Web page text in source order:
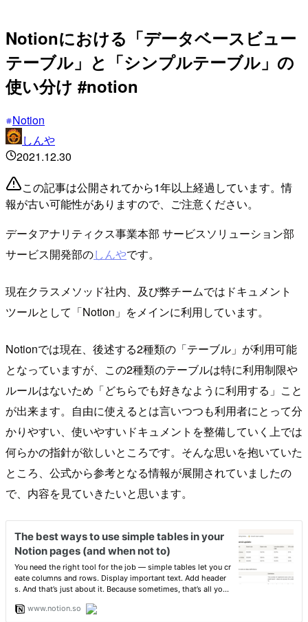
Notionにおける「データベースビュー
テーブル」と「シンプルテーブル」の
使い分け #notion
Notion
しんや
2021.12.30
この記事は公開されてから1年以上経過しています。情
報が古い可能性がありますので、ご注意ください。
データアナリティクス事業本部 サービスソリューション部
サービス開発部のしんやです。
現在クラスメソッド社内、及び弊チームではドキュメント
ツールとして「Notion」をメインに利用しています。
Notionでは現在、後述する2種類の「テーブル」が利用可能
となっていますが、この2種類のテーブルは特に利用制限や
ルールはないため「どちらでも好きなように利用する」こと
が出来ます。自由に使えるとは言いつつも利用者にとって分
かりやすい、使いやすいドキュメントを整備していく上では
何らかの指針が欲しいところです。そんな思いを抱いていた
ところ、公式から参考となる情報が展開されていましたの
で、内容を見ていきたいと思います。